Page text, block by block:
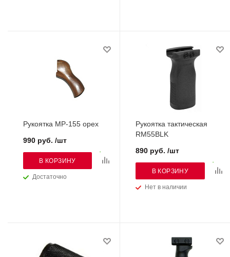
Рукоятка МР-155 орех
Достаточно
990 руб. /шт
В КОРЗИНУ
Рукоятка тактическая
RM55BLK
Нет в наличии
890 руб. /шт
В КОРЗИНУ